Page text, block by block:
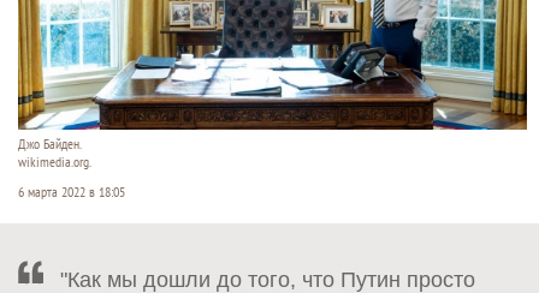
Джо Байден.
wikimedia.org.
6 марта 2022 в 18:05
"Как мы дошли до того, что Путин просто